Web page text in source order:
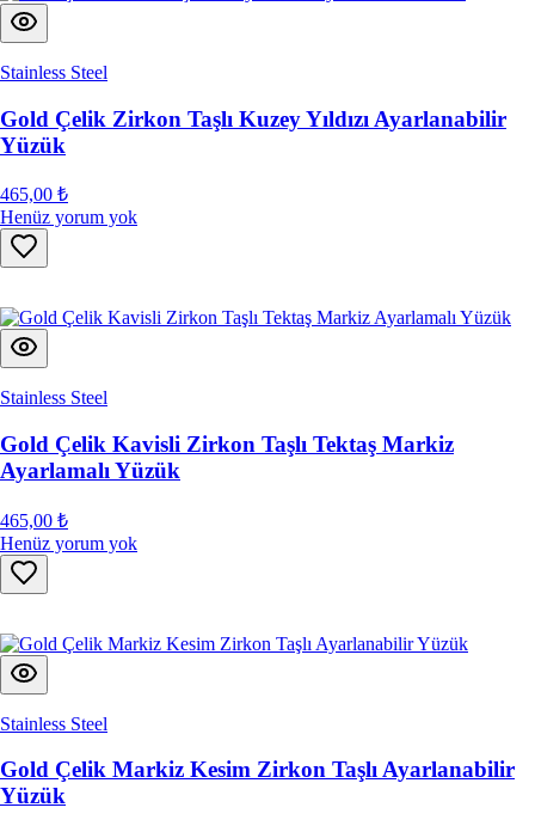
Stainless Steel
Gold Çelik Zirkon Taşlı Kuzey Yıldızı Ayarlanabilir
Yüzük
465,00 ₺
Henüz yorum yok
Stainless Steel
Gold Çelik Kavisli Zirkon Taşlı Tektaş Markiz
Ayarlamalı Yüzük
465,00 ₺
Henüz yorum yok
Stainless Steel
Gold Çelik Markiz Kesim Zirkon Taşlı Ayarlanabilir
Yüzük